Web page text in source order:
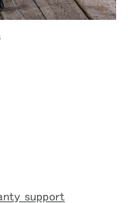
support